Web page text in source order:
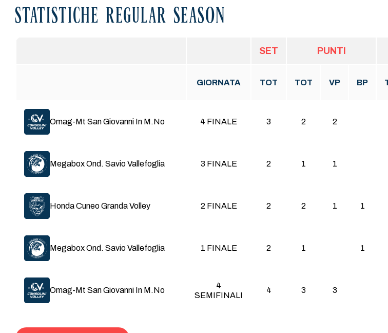
STATISTICHE REGULAR SEASON
SET PUNTI
GIORNATA TOT TOT VP BP
Omag-Mt San Giovanni In M.No 4 FINALE 3 2 2
Megabox Ond. Savio Vallefoglia 3 FINALE 2 1 1
Honda Cuneo Granda Volley 2 FINALE 2 2 1 1
Megabox Ond. Savio Vallefoglia 1 FINALE 2 1 1
Omag-Mt San Giovanni In M.No
4
SEMIFINALI
4 3 3
Giocate
VP Vinti-Persi
MUR